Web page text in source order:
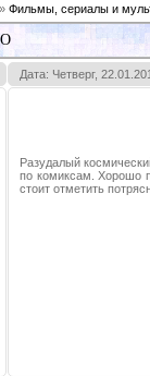
» Фильмы, сериалы и
Дата: Четверг,
Разудалый
по комиксам. Хорошо
стоит отметить